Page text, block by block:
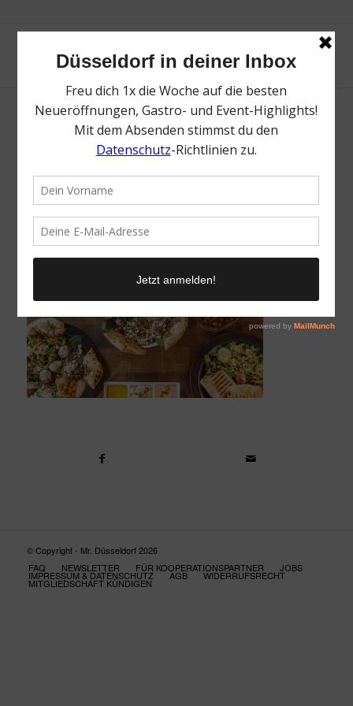
The funky deli | Top Spots in Düsseldorf
© Copyright - Mr. Düsseldorf 2026
FAQ
NEWSLETTER FÜR KOOPERATIONSPARTNER JOBS
IMPRESSUM & DATENSCHUTZ AGB WIDERRUFSRECHT
MITGLIEDSCHAFT KÜNDIGEN